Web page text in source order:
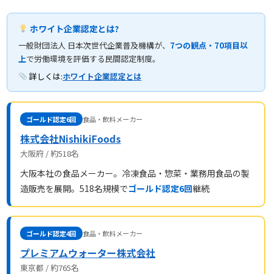
ホワイト企業認定とは?
一般財団法人 日本次世代企業普及機構が、 7つの観点・70項目以
上で労働環境を評価する民間認定制度。
詳しくは:ホワイト企業認定とは
ゴールド認定6回 食品・飲料メーカー
株式会社NishikiFoods
大阪府 / 約518名
大阪本社の食品メーカー。冷凍食品・惣菜・業務用食品の製
造販売を展開。518名規模でゴールド認定6回継続
ゴールド認定4回 食品・飲料メーカー
プレミアムウォーター株式会社
東京都 / 約765名